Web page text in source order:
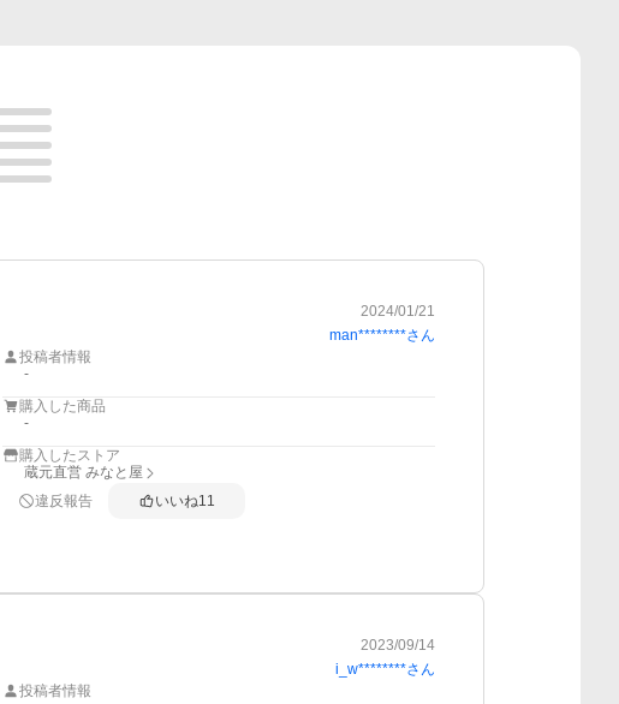
2024/01/21
man********さん
投稿者情報
-
購入した商品
-
購入したストア
蔵元直営 みなと屋
違反報告
いいね11
2023/09/14
i_w********さん
投稿者情報